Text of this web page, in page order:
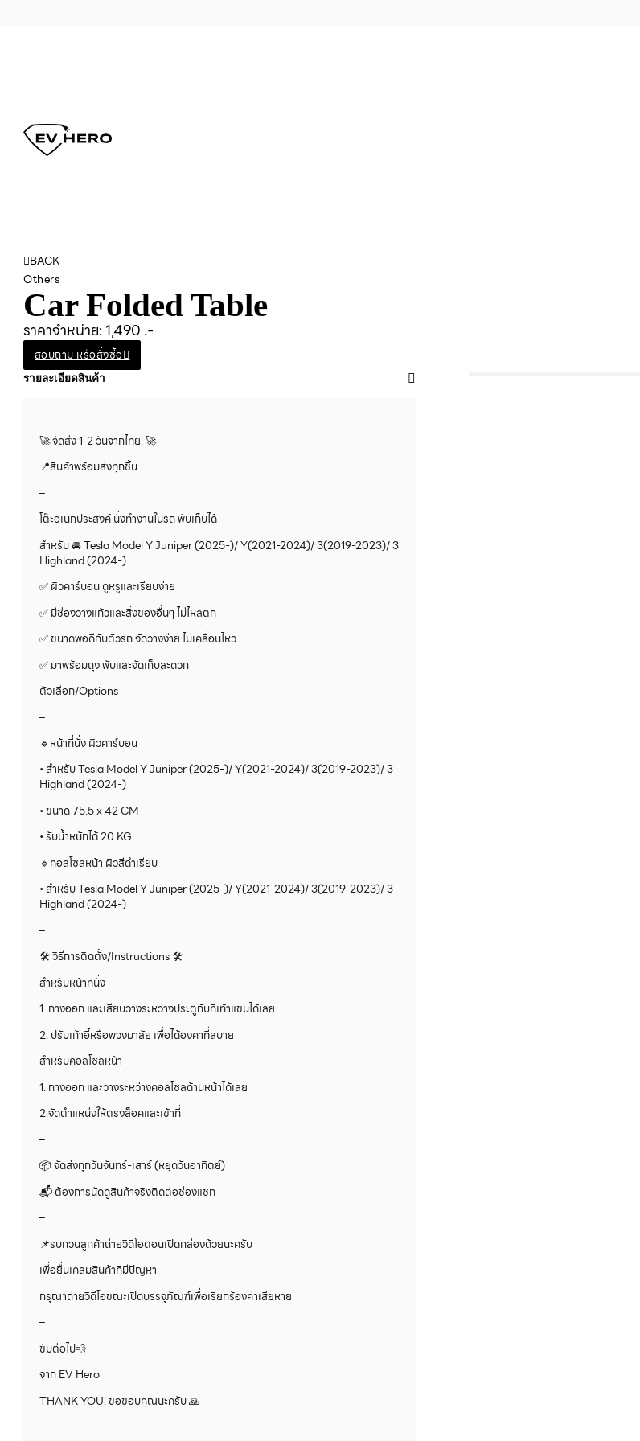
BACK
Others
Car Folded Table
ราคาจำหน่าย: 1,490 .-
สอบถาม หรือสั่งซื้อ
รายละเอียดสินค้า
🚀 จัดส่ง 1-2 วันจากไทย! 🚀
📍สินค้าพร้อมส่งทุกชิ้น
–
โต๊ะอเนกประสงค์ นั่งทำงานในรถ พับเก็บได้
สำหรับ 🚘 Tesla Model Y Juniper (2025-)/ Y(2021-2024)/ 3(2019-2023)/ 3
Highland (2024-)
✅ ผิวคาร์บอน ดูหรูและเรียบง่าย
✅ มีช่องวางแก้วและสิ่งของอื่นๆ ไม่ไหลตก
✅ ขนาดพอดีกับตัวรถ จัดวางง่าย ไม่เคลื่อนไหว
✅ มาพร้อมถุง พับและจัดเก็บสะดวก
ตัวเลือก/Options
–
🔹หน้าที่นั่ง ผิวคาร์บอน
• สำหรับ Tesla Model Y Juniper (2025-)/ Y(2021-2024)/ 3(2019-2023)/ 3
Highland (2024-)
• ขนาด 75.5 x 42 CM
• รับน้ำหนักได้ 20 KG
🔹คอลโซลหน้า ผิวสีดำเรียบ
• สำหรับ Tesla Model Y Juniper (2025-)/ Y(2021-2024)/ 3(2019-2023)/ 3
Highland (2024-)
–
🛠 วิธีการติดตั้ง/Instructions 🛠
สำหรับหน้าที่นั่ง
1. กางออก และเสียบวางระหว่างประตูกับที่เท้าแขนได้เลย
2. ปรับเก้าอี้หรือพวงมาลัย เพื่อได้องศาที่สบาย
สำหรับคอลโซลหน้า
1. กางออก และวางระหว่างคอลโซลด้านหน้าได้เลย
2.จัดตำแหน่งให้ตรงล็อคและเข้าที่
–
📦 จัดส่งทุกวันจันทร์-เสาร์ (หยุดวันอาทิตย์)
📬 ต้องการนัดดูสินค้าจริงติดต่อช่องแชท
–
📌รบกวนลูกค้าถ่ายวิดีโอตอนเปิดกล่องด้วยนะครับ
เพื่อยื่นเคลมสินค้าที่มีปัญหา
กรุณาถ่ายวิดีโอขณะเปิดบรรจุภัณฑ์เพื่อเรียกร้องค่าเสียหาย
–
ขับต่อไป💨
จาก EV Hero
THANK YOU! ขอขอบคุณนะครับ 🙏